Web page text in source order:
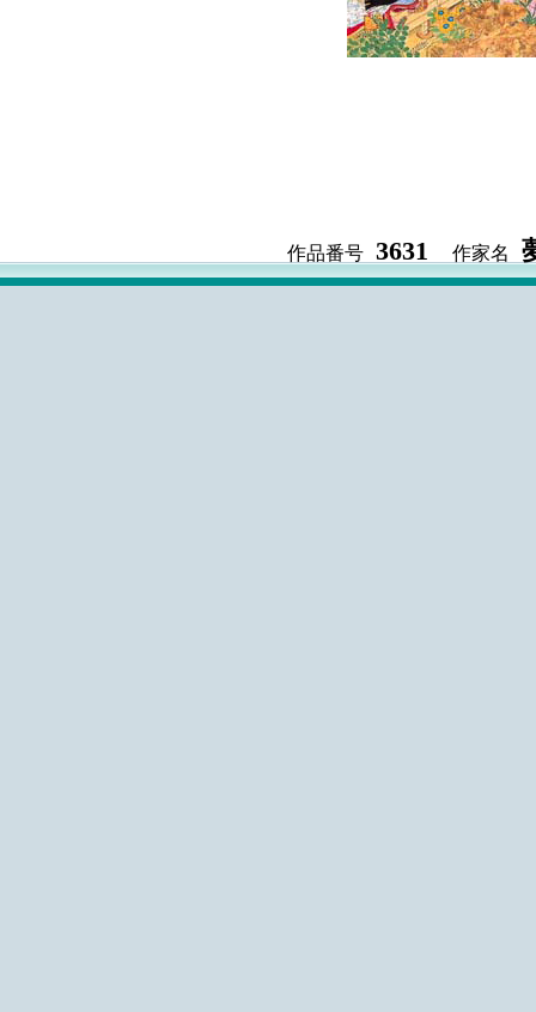
作品番号 3631 作家名